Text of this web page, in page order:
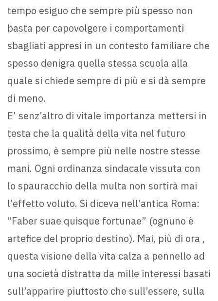
tempo esiguo che sempre più spesso non
basta per capovolgere i comportamenti
sbagliati appresi in un contesto familiare che
spesso denigra quella stessa scuola alla
quale si chiede sempre di più e si dà sempre
di meno.
E’ senz’altro di vitale importanza mettersi in
testa che la qualità della vita nel futuro
prossimo, è sempre più nelle nostre stesse
mani. Ogni ordinanza sindacale vissuta con
lo spauracchio della multa non sortirà mai
l’effetto voluto. Si diceva nell’antica Roma:
“Faber suae quisque fortunae” (ognuno è
artefice del proprio destino). Mai, più di ora ,
questa visione della vita calza a pennello ad
una società distratta da mille interessi basati
sull’apparire piuttosto che sull’essere, sulla